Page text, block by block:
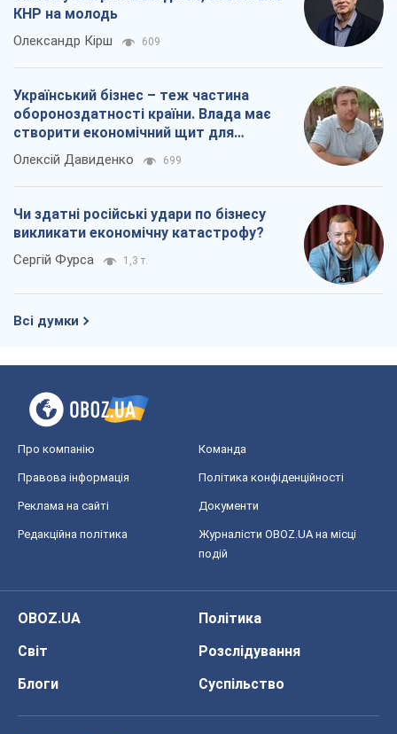
КНР на молодь
Олександр Кірш 609
Український бізнес – теж частина
обороноздатності країни. Влада має
створити економічний щит для
компаній
Олексій Давиденко 699
Чи здатні російські удари по бізнесу
викликати економічну катастрофу?
Сергій Фурса 1,3 т.
Всі думки
Про компанію Команда
Правова інформація Політика конфіденційності
Реклама на сайті Документи
Редакційна політика
Журналісти OBOZ.UA на місці
подій
OBOZ.UA
Політика
Світ
Розслідування
Блоги
Суспільство